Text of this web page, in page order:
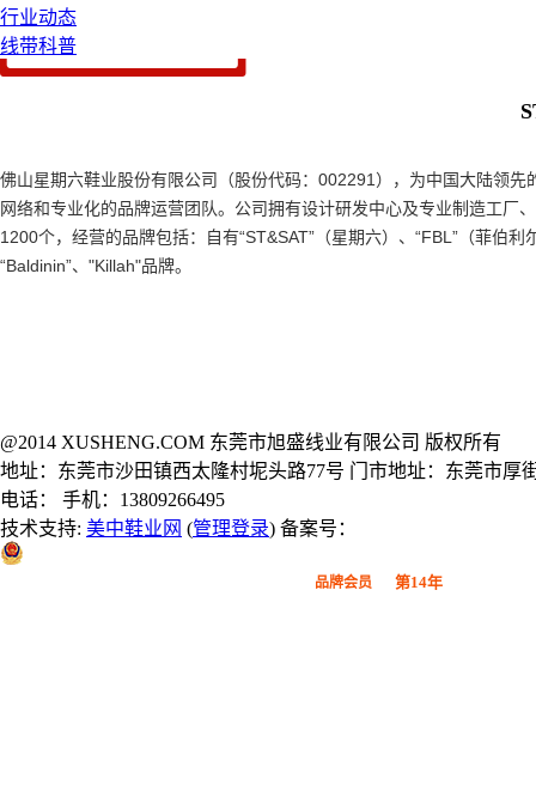
行业动态
线带科普
佛山星期六鞋业股份有限公司（股份代码：002291），为中国大陆领
网络和专业化的品牌运营团队。公司拥有设计研发中心及专业制造工
1200个，经营的品牌包括：自有“ST&SAT”（星期六）、“FBL”（菲伯
“Baldinin”、"Killah"品牌。
@2014 XUSHENG.COM 东莞市旭盛线业有限公司 版权所有
地址：东莞市沙田镇西太隆村坭头路77号 门市地址：东莞市厚
电话： 手机：13809266495
技术支持: 美中鞋业网 (管理登录) 备案号：
品牌会员 第14年